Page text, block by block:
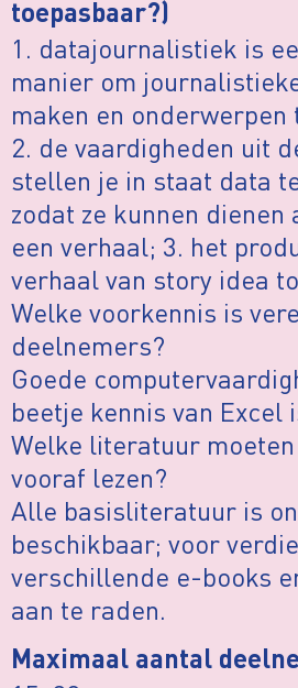
toepasbaar?)
1. datajournalistiek is
manier om
maken en onderwerpen
2. de vaardigheden uit
stellen je in staat data
zodat ze kunnen dienen
een verhaal; 3. het
verhaal van story idea
Welke voorkennis is
deelnemers?
Goede
beetje kennis van Excel
Welke literatuur
vooraf lezen?
Alle basisliteratuur is
beschikbaar; voor
verschillende e-books
aan te raden.
Maximaal aantal